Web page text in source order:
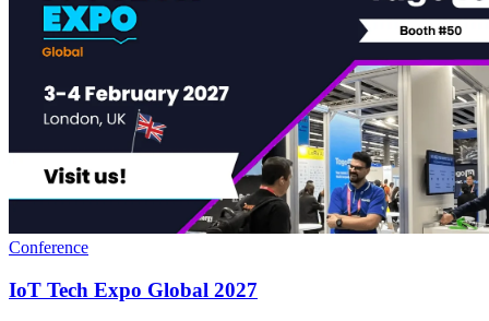
Conference
IoT Tech Expo Global 2027